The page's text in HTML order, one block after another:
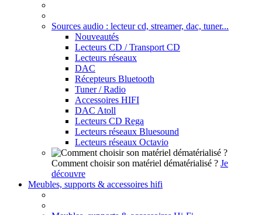
Sources audio : lecteur cd, streamer, dac, tuner...
Nouveautés
Lecteurs CD / Transport CD
Lecteurs réseaux
DAC
Récepteurs Bluetooth
Tuner / Radio
Accessoires HIFI
DAC Atoll
Lecteurs CD Rega
Lecteurs réseaux Bluesound
Lecteurs réseaux Octavio
Comment choisir son matériel dématérialisé ? Je
découvre
Meubles, supports & accessoires hifi